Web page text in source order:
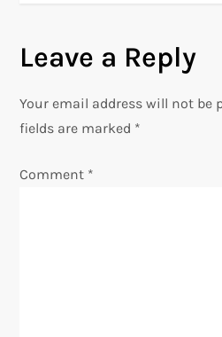
t
n
a
v
Leave a Reply
Your email address will not be
fields are marked *
Comment *